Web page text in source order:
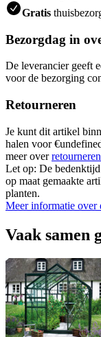
Gratis
Bezorgdag in
De leverancier geeft
voor de bezorging
Retourneren
Je kunt dit artikel
halen voor
meer overretourneren
Let op: De
op maat gemaakte
planten.
Meer informatie over
Vaak samen